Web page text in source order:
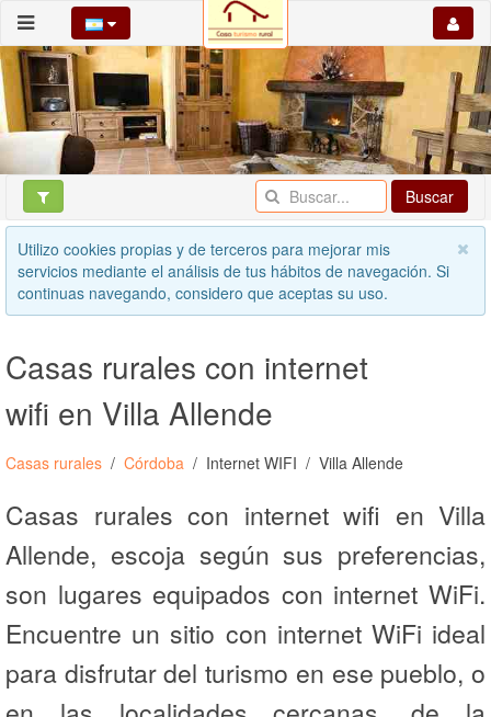
Buscar
Utilizo cookies propias y de terceros para mejorar mis
servicios mediante el análisis de tus hábitos de navegación. Si
continuas navegando, considero que aceptas su uso.
Casas rurales con internet
wifi en Villa Allende
Casas rurales Córdoba Internet WIFI Villa Allende
Casas rurales con internet wifi en Villa
Allende, escoja según sus preferencias,
son lugares equipados con internet WiFi.
Encuentre un sitio con internet WiFi ideal
para disfrutar del turismo en ese pueblo, o